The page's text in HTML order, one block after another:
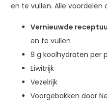
en te vullen. Alle voordelen
Vernieuwde
en te vullen
9 g koolhydraten per
Eiwitrijk
Vezelrijk
Voorgebakken door